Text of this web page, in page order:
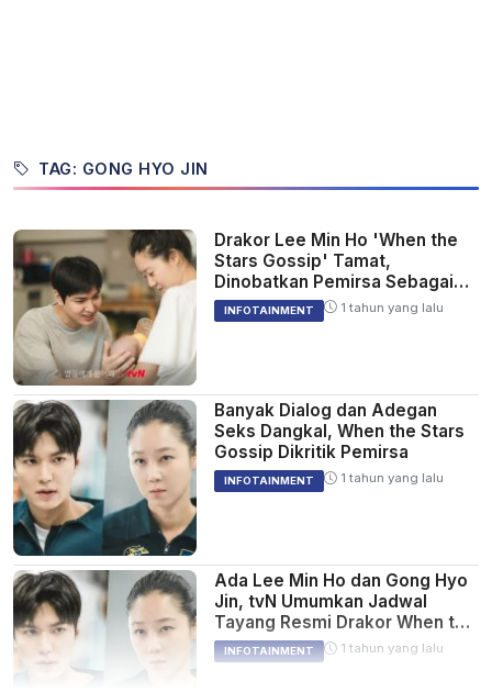
TAG: GONG HYO JIN
Drakor Lee Min Ho 'When the
Stars Gossip' Tamat,
Dinobatkan Pemirsa Sebagai
Drama Terburuk Korea Selatan
INFOTAINMENT 1 tahun yang lalu
Banyak Dialog dan Adegan
Seks Dangkal, When the Stars
Gossip Dikritik Pemirsa
INFOTAINMENT 1 tahun yang lalu
Ada Lee Min Ho dan Gong Hyo
Jin, tvN Umumkan Jadwal
Tayang Resmi Drakor When the
Stars Gossip
INFOTAINMENT 1 tahun yang lalu